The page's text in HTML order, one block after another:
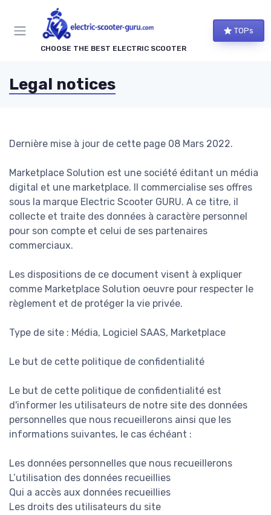
CHOOSE THE BEST ELECTRIC SCOOTER
TOPs
Legal notices
Dernière mise à jour de cette page 08 Mars 2022.
Marketplace Solution est une société éditant un média
digital et une marketplace. Il commercialise ses offres
sous la marque Electric Scooter GURU. A ce titre, il
collecte et traite des données à caractère personnel
pour son compte et celui de ses partenaires
commerciaux.
Les dispositions de ce document visent à expliquer
comme Marketplace Solution oeuvre pour respecter le
règlement et de protéger la vie privée.
Type de site : Média, Logiciel SAAS, Marketplace
Le but de cette politique de confidentialité
Le but de cette politique de confidentialité est
d'informer les utilisateurs de notre site des données
personnelles que nous recueillerons ainsi que les
informations suivantes, le cas échéant :
Les données personnelles que nous recueillerons
L’utilisation des données recueillies
Qui a accès aux données recueillies
Les droits des utilisateurs du site